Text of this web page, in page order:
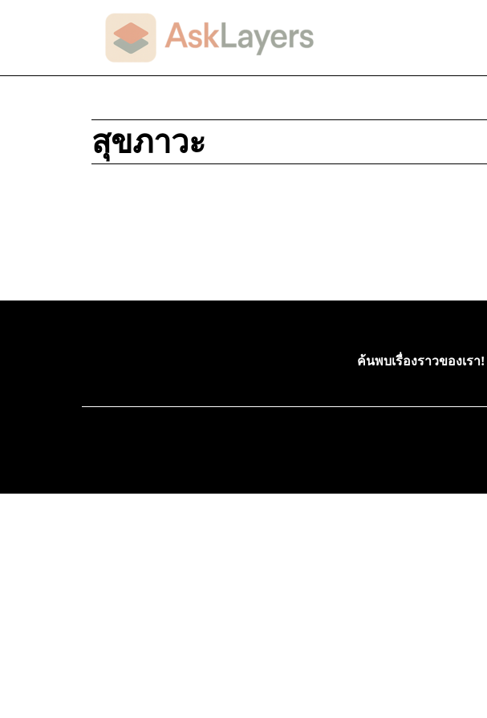
สุขภาวะ
ค้นพบเรื่องราวของเรา!